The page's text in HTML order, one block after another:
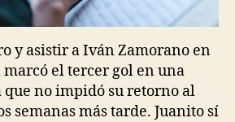
y asistir a Iván Zamorano en
marcó el tercer gol en una
no impidó su retorno al
semanas más tarde. Juanito sí